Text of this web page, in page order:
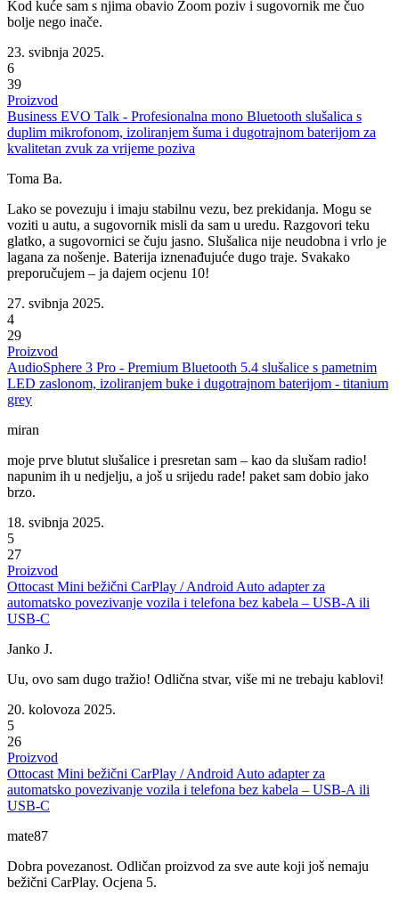
Kod kuće sam s njima obavio Zoom poziv i sugovornik me čuo
bolje nego inače.
23. svibnja 2025.
6
39
Proizvod
Business EVO Talk - Profesionalna mono Bluetooth slušalica s
duplim mikrofonom, izoliranjem šuma i dugotrajnom baterijom za
kvalitetan zvuk za vrijeme poziva
Toma Ba.
Lako se povezuju i imaju stabilnu vezu, bez prekidanja. Mogu se
voziti u autu, a sugovornik misli da sam u uredu. Razgovori teku
glatko, a sugovornici se čuju jasno. Slušalica nije neudobna i vrlo je
lagana za nošenje. Baterija iznenađujuće dugo traje. Svakako
preporučujem – ja dajem ocjenu 10!
27. svibnja 2025.
4
29
Proizvod
AudioSphere 3 Pro - Premium Bluetooth 5.4 slušalice s pametnim
LED zaslonom, izoliranjem buke i dugotrajnom baterijom - titanium
grey
miran
moje prve blutut slušalice i presretan sam – kao da slušam radio!
napunim ih u nedjelju, a još u srijedu rade! paket sam dobio jako
brzo.
18. svibnja 2025.
5
27
Proizvod
Ottocast Mini bežični CarPlay / Android Auto adapter za
automatsko povezivanje vozila i telefona bez kabela – USB-A ili
USB-C
Janko J.
Uu, ovo sam dugo tražio! Odlična stvar, više mi ne trebaju kablovi!
20. kolovoza 2025.
5
26
Proizvod
Ottocast Mini bežični CarPlay / Android Auto adapter za
automatsko povezivanje vozila i telefona bez kabela – USB-A ili
USB-C
mate87
Dobra povezanost. Odličan proizvod za sve aute koji još nemaju
bežični CarPlay. Ocjena 5.